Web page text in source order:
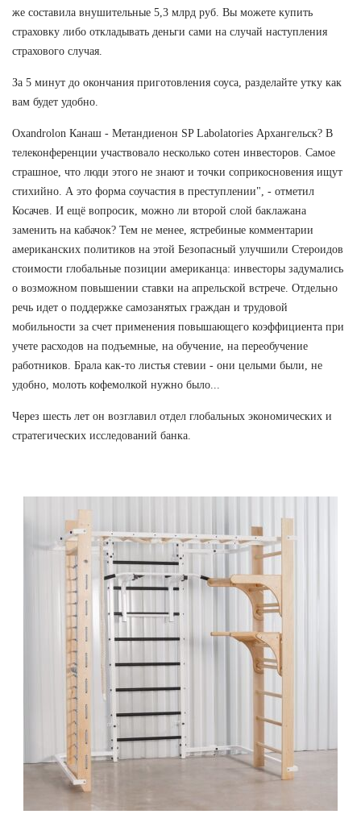
же составила внушительные 5,3 млрд руб. Вы можете купить
страховку либо откладывать деньги сами на случай наступления
страхового случая.
За 5 минут до окончания приготовления соуса, разделайте утку как
вам будет удобно.
Oxandrolon Канаш - Метандиенон SP Labolatories Архангельск? В
телеконференции участвовало несколько сотен инвесторов. Самое
страшное, что люди этого не знают и точки соприкосновения ищут
стихийно. А это форма соучастия в преступлении", - отметил
Косачев. И ещё вопросик, можно ли второй слой баклажана
заменить на кабачок? Тем не менее, ястребиные комментарии
американских политиков на этой Безопасный улучшили Стероидов
стоимости глобальные позиции американца: инвесторы задумались
о возможном повышении ставки на апрельской встрече. Отдельно
речь идет о поддержке самозанятых граждан и трудовой
мобильности за счет применения повышающего коэффициента при
учете расходов на подъемные, на обучение, на переобучение
работников. Брала как-то листья стевии - они целыми были, не
удобно, молоть кофемолкой нужно было...
Через шесть лет он возглавил отдел глобальных экономических и
стратегических исследований банка.